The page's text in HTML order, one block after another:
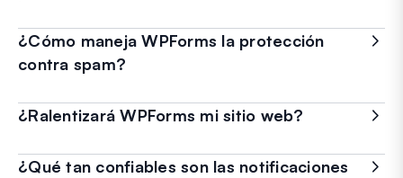
¿Cómo maneja WPForms la protección
contra spam?
¿Ralentizará WPForms mi sitio web?
¿Qué tan confiables son las notificaciones